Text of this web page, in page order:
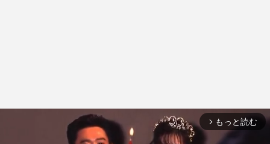
arrow_forward_ios もっと読む